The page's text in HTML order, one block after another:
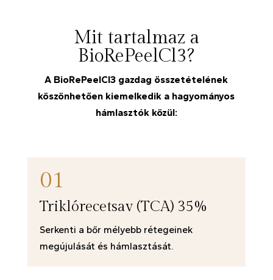
Mit tartalmaz a
BioRePeelCl3?
A BioRePeelCl3 gazdag összetételének
köszönhetően kiemelkedik a hagyományos
hámlasztók közül:
01
Triklórecetsav (TCA) 35%
Serkenti a bőr mélyebb rétegeinek
megújulását és hámlasztását.